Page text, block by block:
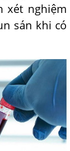
xét nghiệm
sán khi có